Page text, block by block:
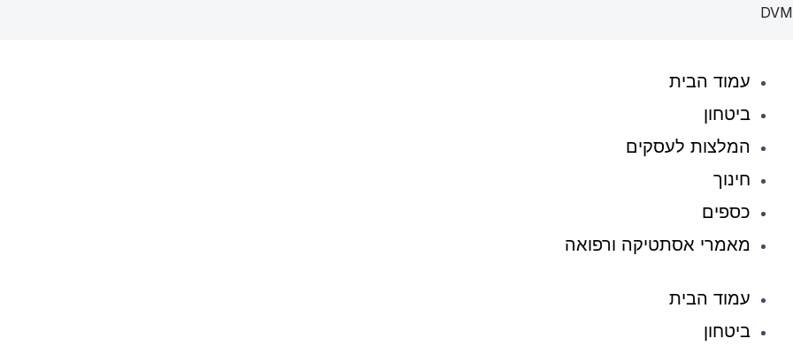
דילוג
DVM
עמוד הבית
ביטחון
המלצות לעסקים
חינוך
כספים
מאמרי אסתטיקה ורפואה
עמוד הבית
ביטחון